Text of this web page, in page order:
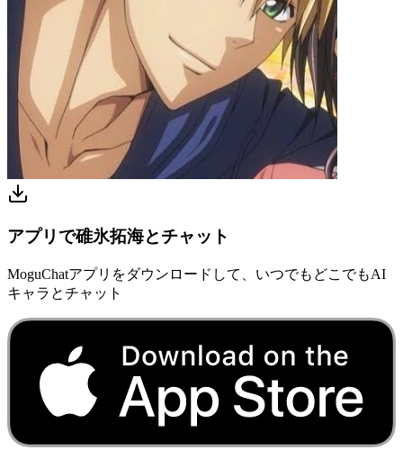
アプリで碓氷拓海とチャット
MoguChatアプリをダウンロードして、いつでもどこでもAI
キャラとチャット